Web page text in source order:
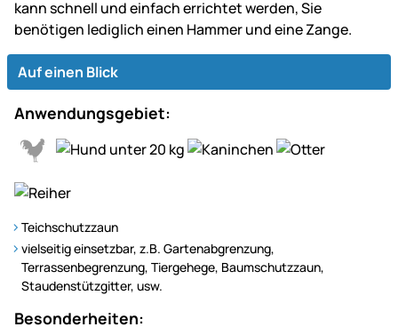
kann schnell und einfach errichtet werden, Sie
benötigen lediglich einen Hammer und eine Zange.
Auf einen Blick
Anwendungsgebiet:
Teichschutzzaun
vielseitig einsetzbar, z.B. Gartenabgrenzung,
Terrassenbegrenzung, Tiergehege, Baumschutzzaun,
Staudenstützgitter, usw.
Besonderheiten: